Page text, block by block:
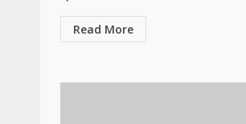
Read More